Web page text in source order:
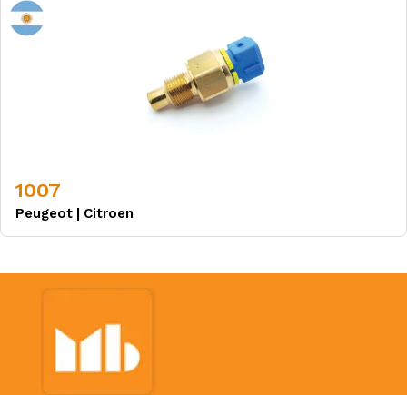
1007
Peugeot | Citroen